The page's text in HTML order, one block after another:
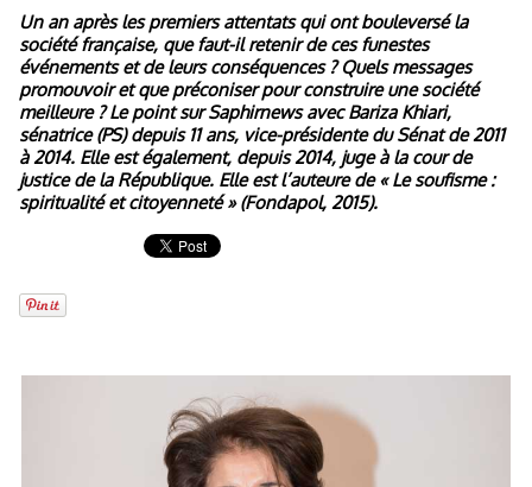
Un an après les premiers attentats qui ont bouleversé la
société française, que faut-il retenir de ces funestes
événements et de leurs conséquences ? Quels messages
promouvoir et que préconiser pour construire une société
meilleure ? Le point sur Saphirnews avec Bariza Khiari,
sénatrice (PS) depuis 11 ans, vice-présidente du Sénat de 2011
à 2014. Elle est également, depuis 2014, juge à la cour de
justice de la République. Elle est l’auteure de « Le soufisme :
spiritualité et citoyenneté » (Fondapol, 2015).